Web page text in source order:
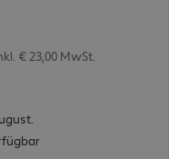
€ 23,00 MwSt.